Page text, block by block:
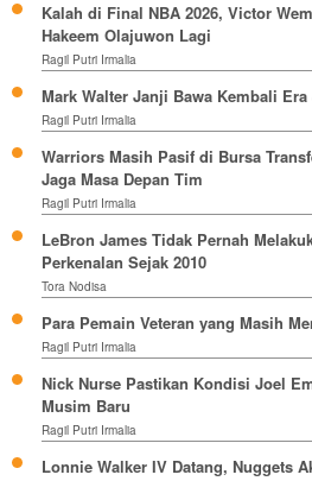
Kalah di Final NBA 2026, Victor
Hakeem Olajuwon Lagi
Ragil Putri Irmalia
Mark Walter Janji Bawa Kembali
Ragil Putri Irmalia
Warriors Masih Pasif di Bursa
Jaga Masa Depan Tim
Ragil Putri Irmalia
LeBron James Tidak Pernah
Perkenalan Sejak 2010
Tora Nodisa
Para Pemain Veteran yang Masih
Ragil Putri Irmalia
Nick Nurse Pastikan Kondisi Joel
Musim Baru
Ragil Putri Irmalia
Lonnie Walker IV Datang, Nuggets